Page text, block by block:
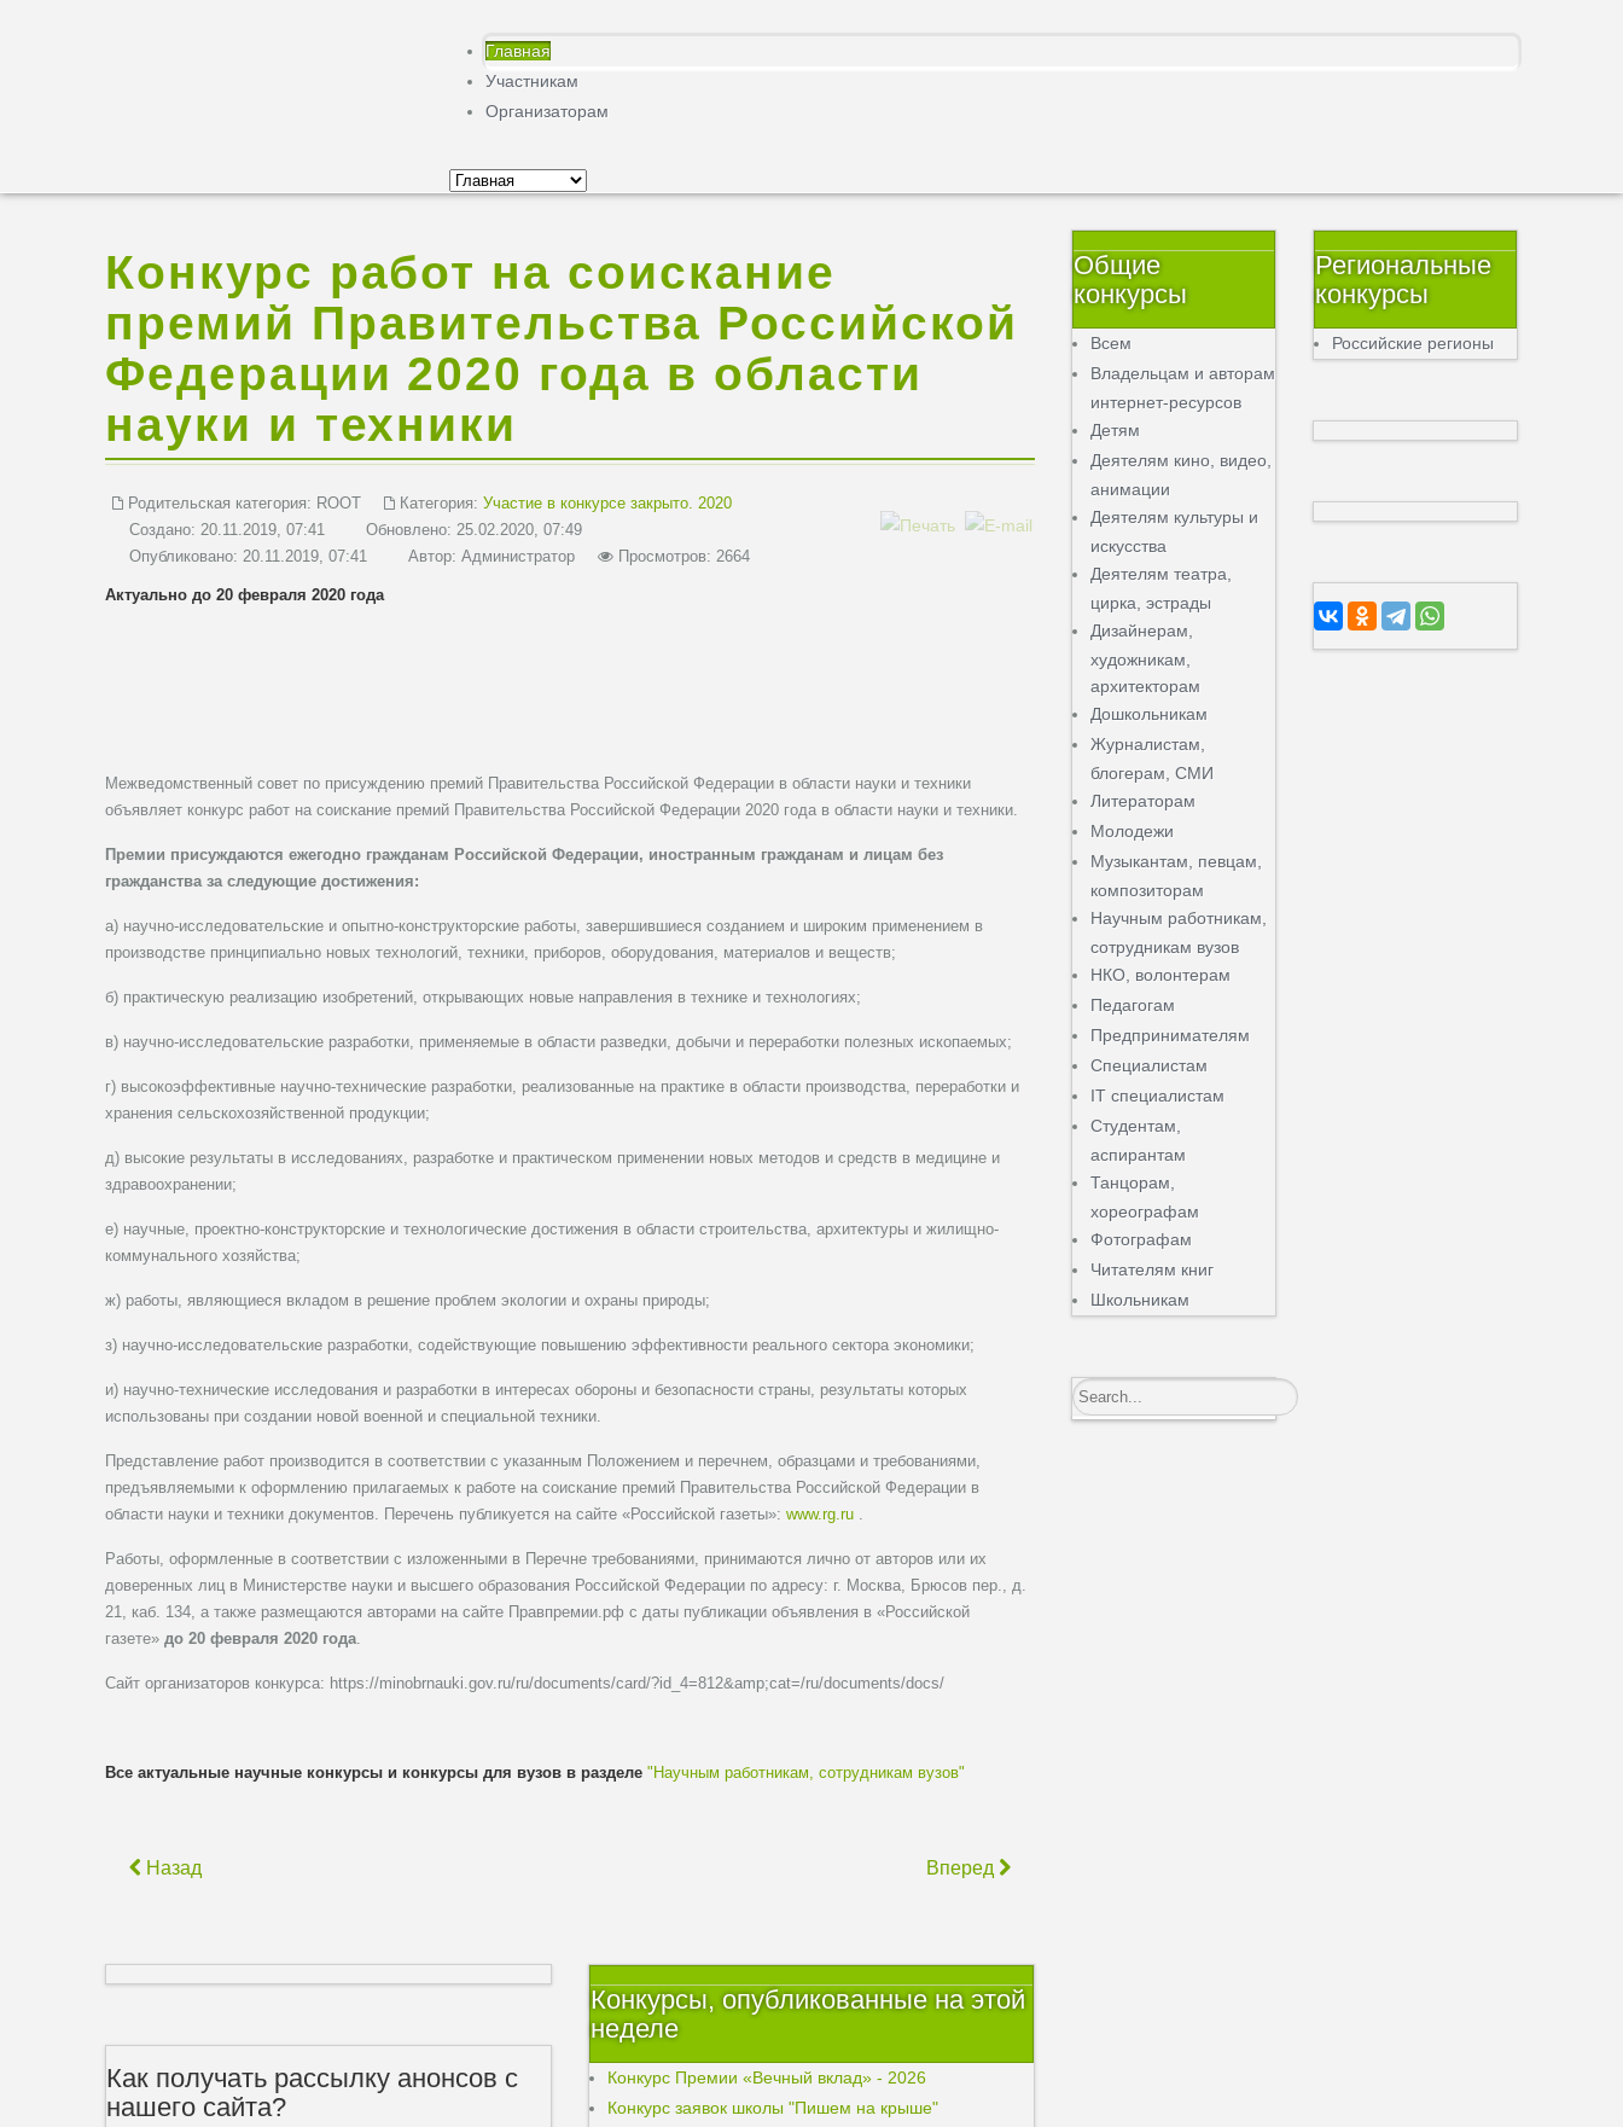
Главная
Участникам
Организаторам
Конкурс работ на соискание
премий Правительства Российской
Федерации 2020 года в области
науки и техники
Родительская категория: ROOT Категория: Участие в конкурсе закрыто. 2020
Создано: 20.11.2019, 07:41
Обновлено: 25.02.2020, 07:49
Опубликовано: 20.11.2019, 07:41
Автор: Администратор Просмотров: 2664
Актуально до 20 февраля 2020 года
Межведомственный совет по присуждению премий Правительства Российской Федерации в области науки и техники
объявляет конкурс работ на соискание премий Правительства Российской Федерации 2020 года в области науки и техники.
Премии присуждаются ежегодно гражданам Российской Федерации, иностранным гражданам и лицам без
гражданства за следующие достижения:
а) научно-исследовательские и опытно-конструкторские работы, завершившиеся созданием и широким применением в
производстве принципиально новых технологий, техники, приборов, оборудования, материалов и веществ;
б) практическую реализацию изобретений, открывающих новые направления в технике и технологиях;
в) научно-исследовательские разработки, применяемые в области разведки, добычи и переработки полезных ископаемых;
г) высокоэффективные научно-технические разработки, реализованные на практике в области производства, переработки и
хранения сельскохозяйственной продукции;
д) высокие результаты в исследованиях, разработке и практическом применении новых методов и средств в медицине и
здравоохранении;
е) научные, проектно-конструкторские и технологические достижения в области строительства, архитектуры и жилищно-
коммунального хозяйства;
ж) работы, являющиеся вкладом в решение проблем экологии и охраны природы;
з) научно-исследовательские разработки, содействующие повышению эффективности реального сектора экономики;
и) научно-технические исследования и разработки в интересах обороны и безопасности страны, результаты которых
использованы при создании новой военной и специальной техники.
Представление работ производится в соответствии с указанным Положением и перечнем, образцами и требованиями,
предъявляемыми к оформлению прилагаемых к работе на соискание премий Правительства Российской Федерации в
области науки и техники документов. Перечень публикуется на сайте «Российской газеты»: www.rg.ru .
Работы, оформленные в соответствии с изложенными в Перечне требованиями, принимаются лично от авторов или их
доверенных лиц в Министерстве науки и высшего образования Российской Федерации по адресу: г. Москва, Брюсов пер., д.
21, каб. 134, а также размещаются авторами на сайте Правпремии.рф с даты публикации объявления в «Российской
газете» до 20 февраля 2020 года.
Сайт организаторов конкурса: https://minobrnauki.gov.ru/ru/documents/card/?id_4=812&amp;cat=/ru/documents/docs/
Все актуальные научные конкурсы и конкурсы для вузов в разделе "Научным работникам, сотрудникам вузов"
Назад Вперед
Как получать рассылку анонсов с
нашего сайта?
Конкурсы, опубликованные на этой
неделе
Конкурс Премии «Вечный вклад» - 2026
Конкурс заявок школы "Пишем на крыше"
Общие
конкурсы
Всем
Владельцам и авторам
интернет-ресурсов
Детям
Деятелям кино, видео,
анимации
Деятелям культуры и
искусства
Деятелям театра,
цирка, эстрады
Дизайнерам,
художникам,
архитекторам
Дошкольникам
Журналистам,
блогерам, СМИ
Литераторам
Молодежи
Музыкантам, певцам,
композиторам
Научным работникам,
сотрудникам вузов
НКО, волонтерам
Педагогам
Предпринимателям
Специалистам
IT специалистам
Студентам,
аспирантам
Танцорам,
хореографам
Фотографам
Читателям книг
Школьникам
Региональные
конкурсы
Российские регионы